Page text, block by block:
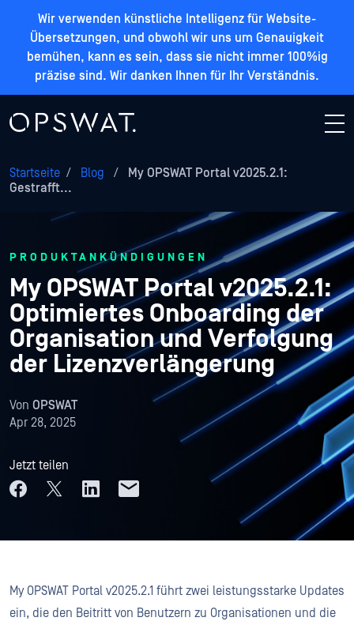
Wir verwenden künstliche Intelligenz für Website-
Übersetzungen, und obwohl wir uns um Genauigkeit
bemühen, kann es sein, dass sie nicht immer 100%ig
präzise sind. Wir danken Ihnen für Ihr Verständnis.
Startseite / Blog /
My OPSWAT Portal v2025.2.1:
Gestrafft...
PRODUKTANKÜNDIGUNGEN
My OPSWAT Portal v2025.2.1:
Optimiertes Onboarding der
Organisation und Verfolgung
der Lizenzverlängerung
Von OPSWAT
Apr 28, 2025
Jetzt teilen
My OPSWAT Portal v2025.2.1 führt zwei leistungsstarke Updates
ein, die den Beitritt von Benutzern zu Organisationen und die